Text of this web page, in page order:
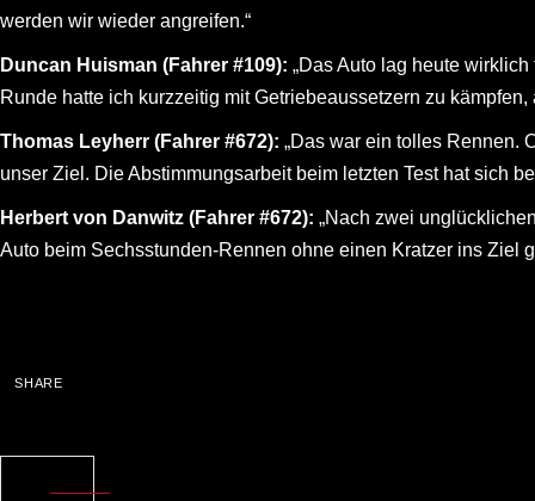
werden wir wieder angreifen.“
Duncan Huisman (Fahrer #109): „Das Auto lag heute
Runde hatte ich kurzzeitig mit Getriebeaussetzern zu
Thomas Leyherr (Fahrer #672): „Das war ein tolles Rennen.
unser Ziel. Die Abstimmungsarbeit beim letzten Test hat sich
Herbert von Danwitz (Fahrer #672): „Nach zwei
Auto beim Sechsstunden-Rennen ohne einen Kratzer ins Ziel
SHARE